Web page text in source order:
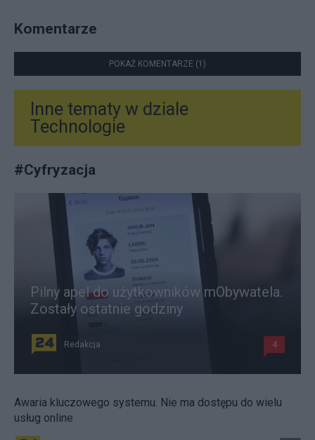
Komentarze
POKAŻ KOMENTARZE (1)
Inne tematy w dziale
Technologie
#Cyfryzacja
Pilny apel do użytkowników mObywatela.
Zostały ostatnie godziny
Redakcja 4
Awaria kluczowego systemu. Nie ma dostępu do wielu
usług online